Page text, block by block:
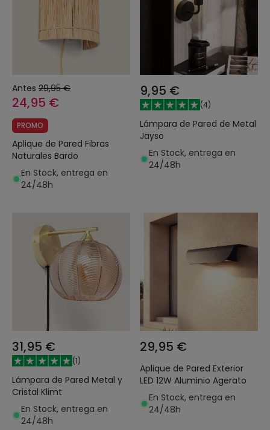
Antes 29,95 €
24,95 €
PROMO
Aplique de Pared Fibras
Naturales Bardo
En Stock, entrega en
24/48h
9,95 €
(4)
Lámpara de Pared de Metal
Jayso
En Stock, entrega en
24/48h
31,95 €
(1)
Lámpara de Pared Metal y
Cristal Klimt
En Stock, entrega en
24/48h
29,95 €
Aplique de Pared Exterior
LED 12W Aluminio Agerato
En Stock, entrega en
24/48h